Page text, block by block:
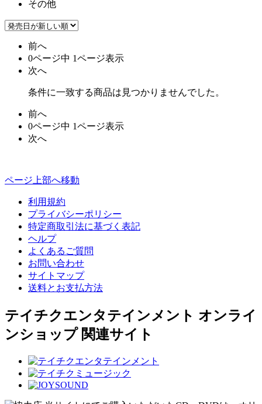
その他
前へ
0ページ中 1ページ表示
次へ
条件に一致する商品は見つかりませんでした。
前へ
0ページ中 1ページ表示
次へ
ページ上部へ移動
利用規約
プライバシーポリシー
特定商取引法に基づく表記
ヘルプ
よくあるご質問
お問い合わせ
サイトマップ
送料とお支払方法
テイチクエンタテインメント オンライ
ンショップ 関連サイト